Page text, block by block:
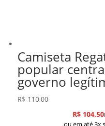
Camiseta
popular
governo
R$ 110,00
R$104,50